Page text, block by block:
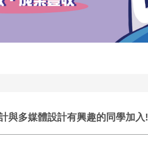
與多媒體設計有興趣的同學加入!